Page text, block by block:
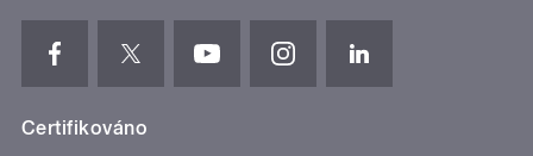
Certifikováno